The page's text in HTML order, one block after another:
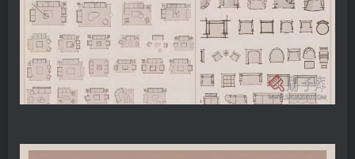
记住登录 找回密码|免密登录
登录
社交账号登录